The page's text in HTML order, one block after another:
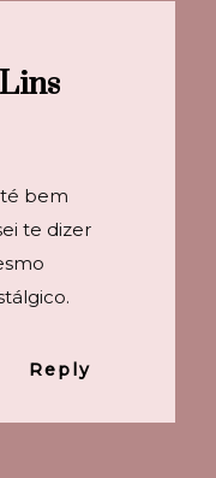
bem
te dizer
Reply